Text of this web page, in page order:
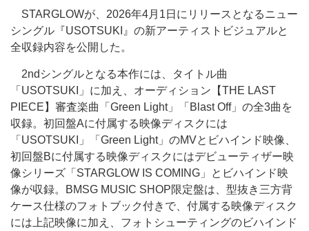
STARGLOWが、2026年4月1日にリリースとなるニュー
シングル『USOTSUKI』の新アーティストビジュアルと
全収録内容を公開した。
2ndシングルとなる本作には、タイトル曲
「USOTSUKI」に加え、オーディション【THE LAST
PIECE】審査楽曲「Green Light」「Blast Off」の全3曲を
収録。初回盤Aに付属する映像ディスクには
「USOTSUKI」「Green Light」のMVとビハインド映像、
初回盤Bに付属する映像ディスクにはデビューティザー映
像シリーズ「STARGLOW IS COMING」とビハインド映
像が収録。BMSG MUSIC SHOP限定盤は、型抜き三方背
ケース仕様のフォトブック付きで、付属する映像ディスク
には上記映像に加え、フォトシューティングのビハインド